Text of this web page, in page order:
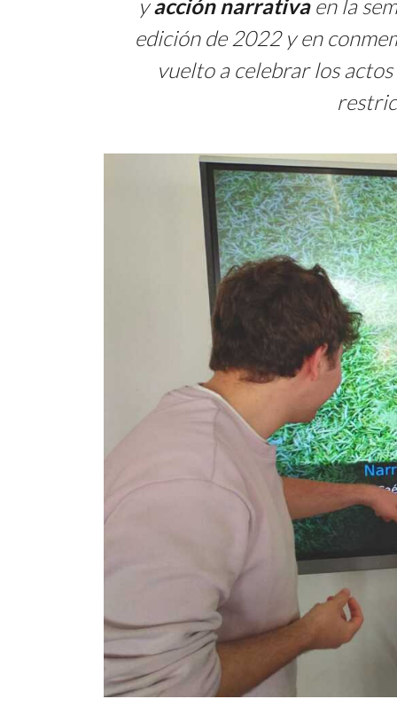
yacción narrativaen la
edición de 2022 y en
vuelto a celebrar los